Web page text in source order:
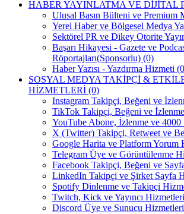
HABER YAYINLATMA VE DİJİTAL
Ulusal Basın Bülteni ve Premium
Yerel Haber ve Bölgesel Medya
Sektörel PR ve Dikey Otorite
Başarı Hikayesi - Gazete ve
Röportajları(Sponsorlu) (0)
Haber Yazısı - Yazdırma Hizmeti
SOSYAL MEDYA TAKİPÇİ &
HİZMETLERİ (0)
Instagram Takipçi, Beğeni ve
TikTok Takipçi, Beğeni ve
YouTube Abone, İzlenme ve
X (Twitter) Takipçi, Retweet ve
Google Harita ve Platform Yorum
Telegram Üye ve Görüntülenme
Facebook Takipçi, Beğeni ve
LinkedIn Takipçi ve Şirket Sayfa
Spotify Dinlenme ve Takipçi
Twitch, Kick ve Yayıncı
Discord Üye ve Sunucu